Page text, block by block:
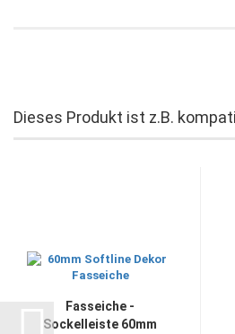
Dieses Produkt ist z.B.
Fasseiche -
Sockelleiste 60mm